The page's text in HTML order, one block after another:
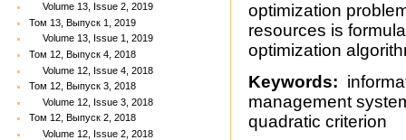
Volume 13, Issue 2, 2019
Том 13, Выпуск 1, 2019
Volume 13, Issue 1, 2019
Том 12, Выпуск 4, 2018
Volume 12, Issue 4, 2018
Том 12, Выпуск 3, 2018
Volume 12, Issue 3, 2018
Том 12, Выпуск 2, 2018
Volume 12, Issue 2, 2018
optimization
resources is
optimization
Keywords:
management
quadratic criterion